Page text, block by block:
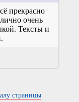
прекрасно
очень
Тексты и
страницы